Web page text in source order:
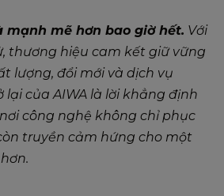
mạnh mẽ hơn bao giờ hết. Với
thương hiệu cam kết giữ vững
lượng, đổi mới và dịch vụ
lại của AIWA là lời khẳng định
công nghệ không chỉ phục
truyền cảm hứng cho một